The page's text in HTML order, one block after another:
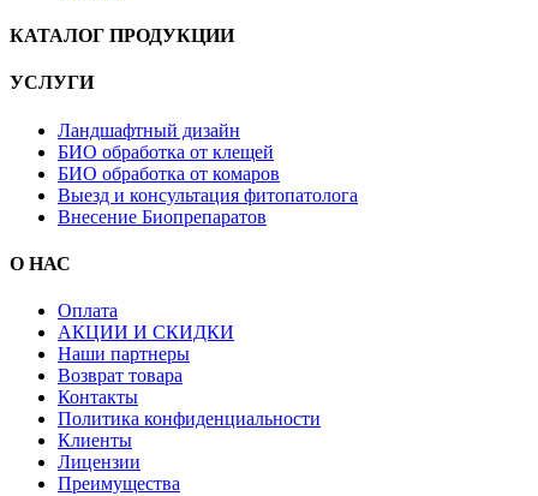
КАТАЛОГ ПРОДУКЦИИ
УСЛУГИ
Ландшафтный дизайн
БИО обработка от клещей
БИО обработка от комаров
Выезд и консультация фитопатолога
Внесение Биопрепаратов
О НАС
Оплата
АКЦИИ И СКИДКИ
Наши партнеры
Возврат товара
Контакты
Политика конфиденциальности
Клиенты
Лицензии
Преимущества